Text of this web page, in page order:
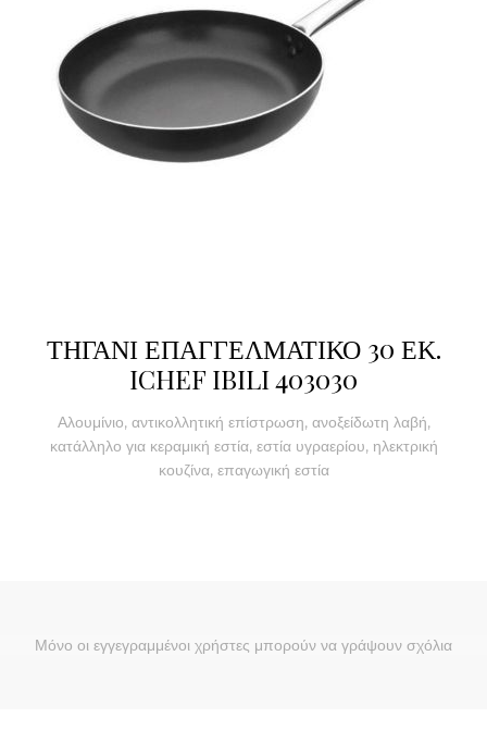
ΤΗΓΑΝΙ ΕΠΑΓΓΕΛΜΑΤΙΚΟ 30 ΕΚ.
ICHEF IBILI 403030
Αλουμίνιο, αντικολλητική επίστρωση, ανοξείδωτη λαβή,
κατάλληλο για κεραμική εστία, εστία υγραερίου, ηλεκτρική
κουζίνα, επαγωγική εστία
Μόνο οι εγγεγραμμένοι χρήστες μπορούν να γράψουν σχόλια